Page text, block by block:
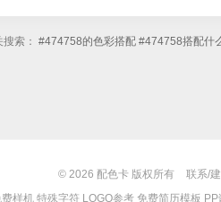
搜索：#474758的色彩搭配 #474758搭配什
© 2026 配色卡版权所有 联系/
样机 特殊字符 LOGO参考 免费简历模板 PP